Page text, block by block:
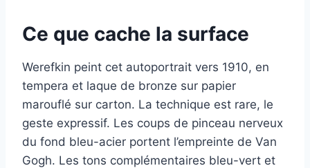
Ce que cache la surface
Werefkin peint cet autoportrait vers 1910, en
tempera et laque de bronze sur papier
marouflé sur carton. La technique est rare, le
geste expressif. Les coups de pinceau nerveux
du fond bleu-acier portent l’empreinte de Van
Gogh. Les tons complémentaires bleu-vert et